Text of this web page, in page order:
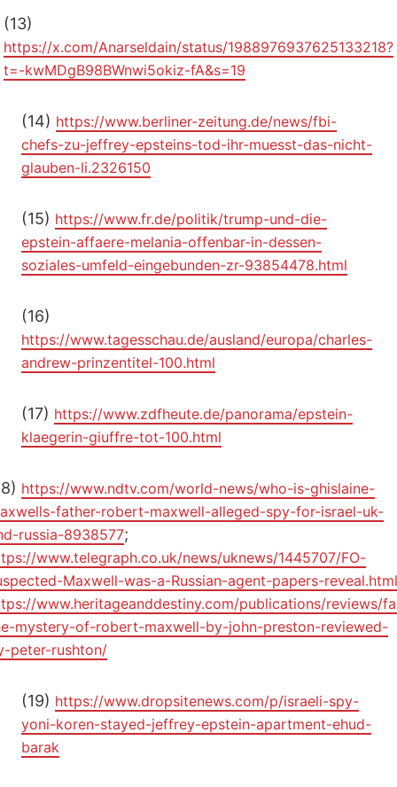
(13)
https://x.com/Anarseldain/status/1988976937625133218?
t=-kwMDgB98BWnwi5okiz-fA&s=19
(14) https://www.berliner-zeitung.de/news/fbi-
chefs-zu-jeffrey-epsteins-tod-ihr-muesst-das-nicht-
glauben-li.2326150
(15) https://www.fr.de/politik/trump-und-die-
epstein-affaere-melania-offenbar-in-dessen-
soziales-umfeld-eingebunden-zr-93854478.html
(16)
https://www.tagesschau.de/ausland/europa/charles-
andrew-prinzentitel-100.html
(17) https://www.zdfheute.de/panorama/epstein-
klaegerin-giuffre-tot-100.html
https://www.ndtv.com/world-news/who-is-ghislaine-
father-robert-maxwell-alleged-spy-for-israel-uk-
russia-8938577;
www.telegraph.co.uk/news/uknews/1445707/FO-
Maxwell-was-a-Russian-agent-papers-reveal.html
www.heritageanddestiny.com/publications/reviews/
mystery-of-robert-maxwell-by-john-preston-reviewed-
peter-rushton/
(19) https://www.dropsitenews.com/p/israeli-spy-
yoni-koren-stayed-jeffrey-epstein-apartment-ehud-
barak